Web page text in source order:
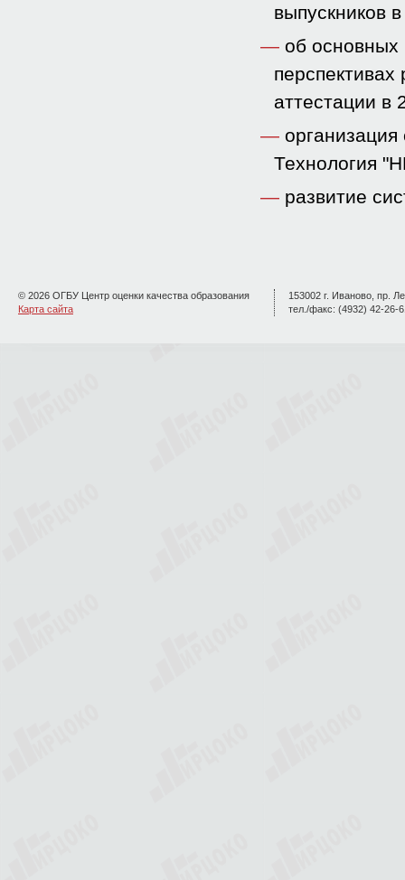
выпускников
об основных
перспективах
аттестации в
Технология
развитие
© 2026 ОГБУ Центр оценки качества образования
Карта сайта
153002 г. Иваново, пр.
тел./факс: (4932) 42-26-